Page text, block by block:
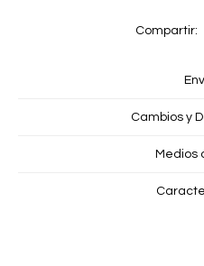
Cambios y
Medios